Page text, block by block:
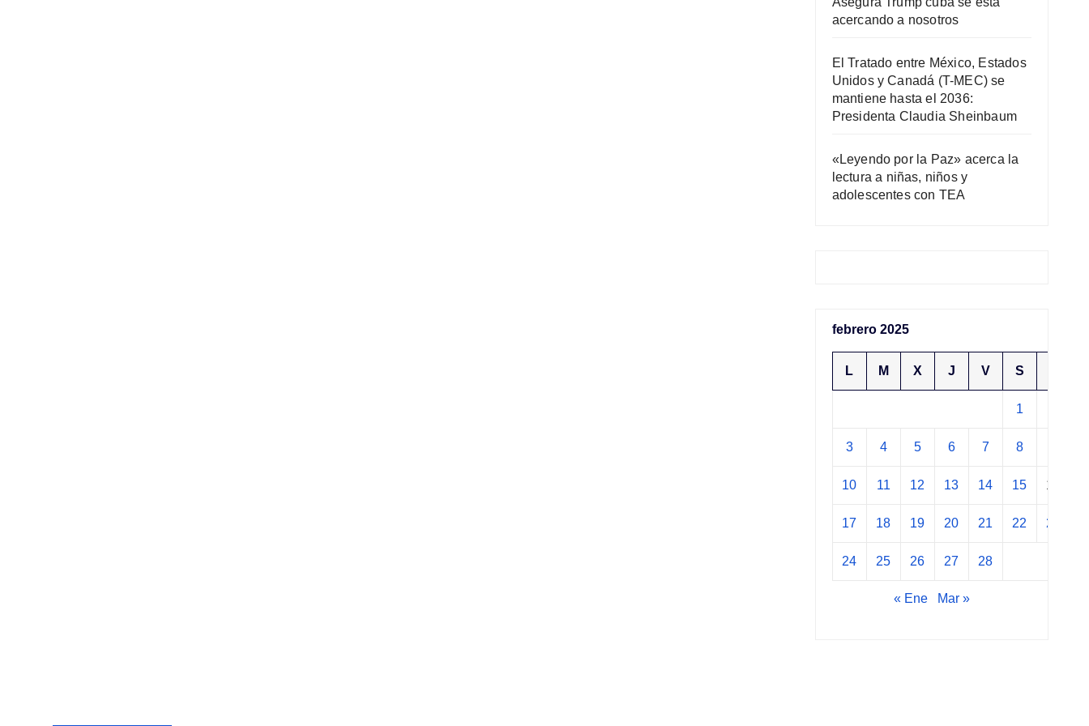
acercando a nosotros
El Tratado entre México, Estados
Unidos y Canadá (T-MEC) se
mantiene hasta el 2036:
Presidenta Claudia Sheinbaum
«Leyendo por la Paz» acerca la
lectura a niñas, niños y
adolescentes con TEA
febrero 2025
L M X J V S
1
3 4 5 6 7 8
10 11 12 13 14 15 16
17 18 19 20 21 22 23
24 25 26 27 28
« Ene Mar »